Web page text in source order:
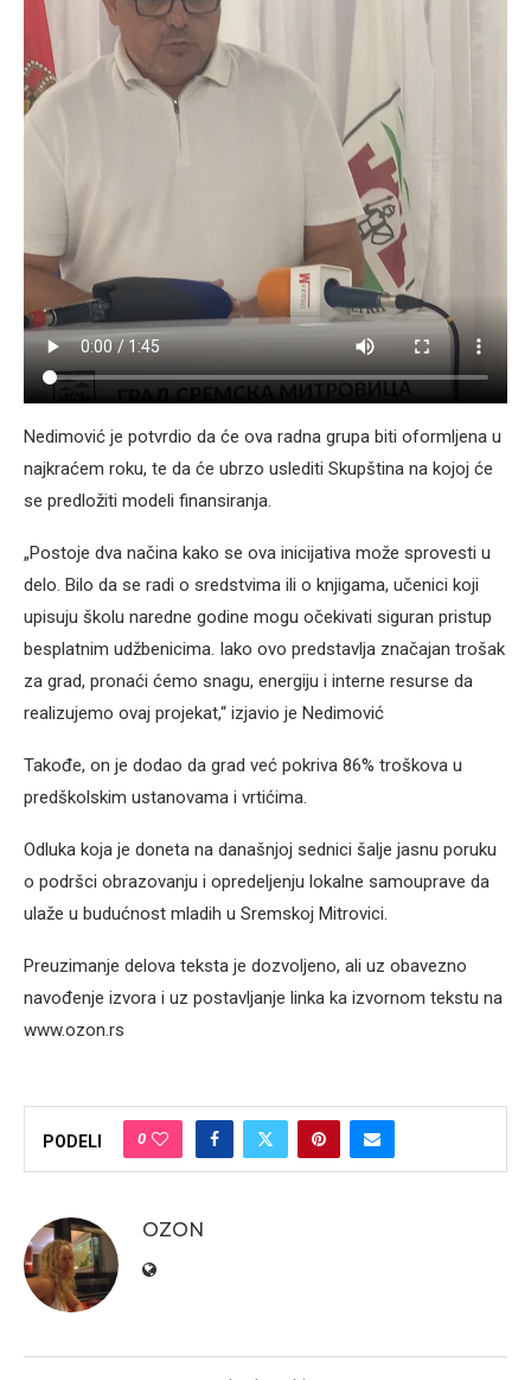
Nedimović je potvrdio da će ova radna grupa biti oformljena u
najkraćem roku, te da će ubrzo uslediti Skupština na kojoj će
se predložiti modeli finansiranja.
„Postoje dva načina kako se ova inicijativa može sprovesti u
delo. Bilo da se radi o sredstvima ili o knjigama, učenici koji
upisuju školu naredne godine mogu očekivati siguran pristup
besplatnim udžbenicima. Iako ovo predstavlja značajan trošak
za grad, pronaći ćemo snagu, energiju i interne resurse da
realizujemo ovaj projekat,“ izjavio je Nedimović
Takođe, on je dodao da grad već pokriva 86% troškova u
predškolskim ustanovama i vrtićima.
Odluka koja je doneta na današnjoj sednici šalje jasnu poruku
o podršci obrazovanju i opredeljenju lokalne samouprave da
ulaže u budućnost mladih u Sremskoj Mitrovici.
Preuzimanje delova teksta je dozvoljeno, ali uz obavezno
navođenje izvora i uz postavljanje linka ka izvornom tekstu na
www.ozon.rs
PODELI 0
OZON